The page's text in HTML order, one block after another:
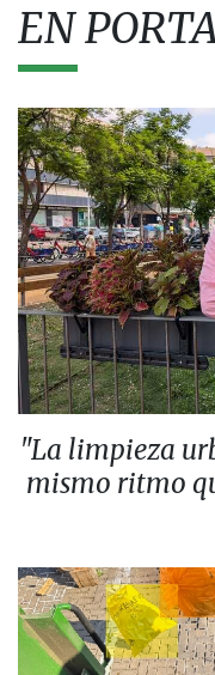
EN
"La limpieza
mismo ritmo